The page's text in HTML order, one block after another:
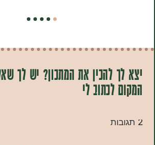
להכין את המתכון? יש לך שאלות? כאן
לי